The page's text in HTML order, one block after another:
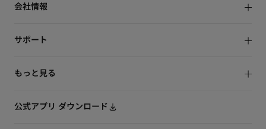
会社情報
サポート
ユーザー同意書
もっと見る
公式アプリ ダウンロード